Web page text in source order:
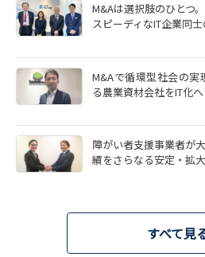
M&Aは選択肢のひとつ
スピーディなIT企業同
M&Aで循環型社会の実
る農業資材会社をIT化へ
障がい者支援事業者が
績をさらなる安定・拡
すべて見